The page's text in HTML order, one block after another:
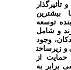
و تأثیرگذار
بیشترین
توسعه
و شامل
وجود
و زیرساخت
حمایت از
برابر به